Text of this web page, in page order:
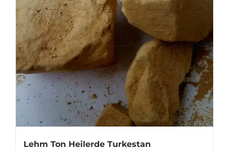
Lehm Ton Heilerde Turkestan